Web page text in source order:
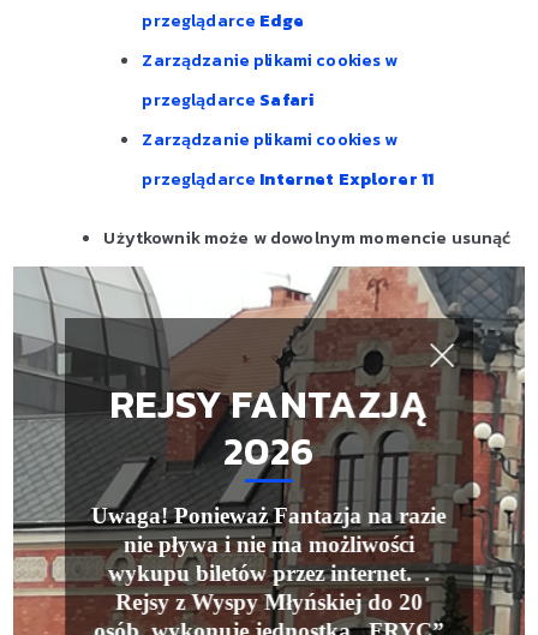
REJSY FANTAZJĄ
2026
Uwaga! Ponieważ Fantazja na razie
nie pływa i nie ma możliwości
wykupu biletów przez internet..
Rejsy z Wyspy Młyńskiej do 20
przeglądarce Edge
Zarządzanie plikami cookies w
przeglądarce Safari
Zarządzanie plikami cookies w
przeglądarce Internet Explorer 11
Użytkownik może w dowolnym momencie usunąć
wszelkie zapisane do tej pory pliki Cookie
korzystając z narzędzi Urządzenia Użytkownika,
za pośrednictwem którego Użytkownik korzysta
z usług Serwisu.
Zagrożenia po stronie Użytkownika–
Administrator stosuje wszelkie możliwe środki
techniczne w celu zapewnienia bezpieczeństwa
danych umieszczanych w plikach Cookie. Należy
jednak zwrócić uwagę, że zapewnienie